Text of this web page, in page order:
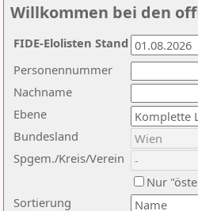
Willkommen bei den
Nachname
Ebene
Sortierung
Personennummer
Bundesland
Spgem./Kreis/Verein
Nur
FIDE-Elolisten Stand